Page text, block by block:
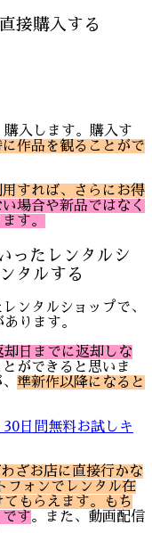
接購入する
入します。購入す
作品を観ることがで
すれば、さらにお得
場合や新品ではなく
す。
たレンタルシ
タルする
ンタルショップで、
ります。
却日までに返却しな
ができると思いま
準新作以降になると
日間無料お試しキ
ざお店に直接行かな
フォンでレンタル在
もらえます。
もち
す。また、動画配信